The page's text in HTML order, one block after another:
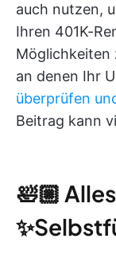
auch nutzen,
Ihren 401K-
Möglichkeiten
an denen Ihr
überprüfen
Beitrag kann
🛀🏼